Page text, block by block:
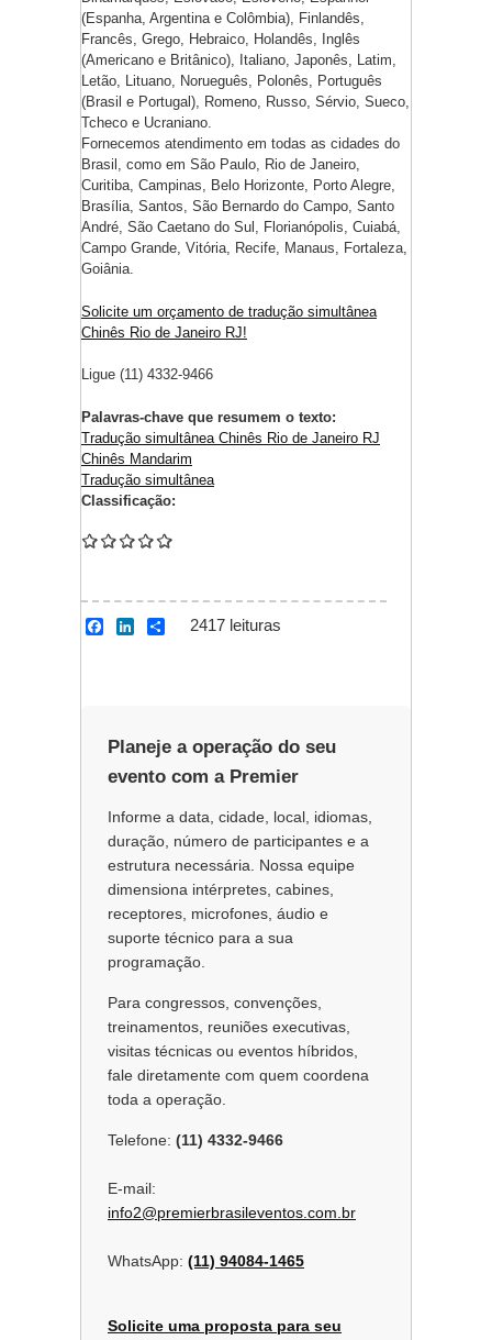
(Espanha, Argentina e Colômbia), Finlandês,
Francês, Grego, Hebraico, Holandês, Inglês
(Americano e Britânico), Italiano, Japonês, Latim,
Letão, Lituano, Norueguês, Polonês, Português
(Brasil e Portugal), Romeno, Russo, Sérvio, Sueco,
Tcheco e Ucraniano.
Fornecemos atendimento em todas as cidades do
Brasil, como em São Paulo, Rio de Janeiro,
Curitiba, Campinas, Belo Horizonte, Porto Alegre,
Brasília, Santos, São Bernardo do Campo, Santo
André, São Caetano do Sul, Florianópolis, Cuiabá,
Campo Grande, Vitória, Recife, Manaus, Fortaleza,
Goiânia.
Solicite um orçamento de tradução simultânea
Chinês Rio de Janeiro RJ!
Ligue (11) 4332-9466
Palavras-chave que resumem o texto:
Tradução simultânea Chinês Rio de Janeiro RJ
Chinês Mandarim
Tradução simultânea
Classificação:
k
n
2417 leituras
Planeje a operação do seu
evento com a Premier
Informe a data, cidade, local, idiomas,
duração, número de participantes e a
estrutura necessária. Nossa equipe
dimensiona intérpretes, cabines,
receptores, microfones, áudio e
suporte técnico para a sua
programação.
Para congressos, convenções,
treinamentos, reuniões executivas,
visitas técnicas ou eventos híbridos,
fale diretamente com quem coordena
toda a operação.
Telefone: (11) 4332-9466
E-mail:
info2@premierbrasileventos.com.br
WhatsApp: (11) 94084-1465
Solicite uma proposta para seu